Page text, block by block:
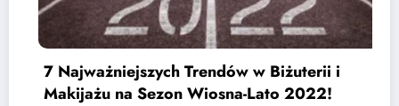
Najważniejszych Trendów w Biżuterii i
na Sezon Wiosna-Lato 2022!